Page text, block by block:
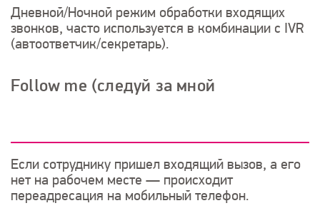
Дневной/Ночной режим обработки входящих
звонков, часто используется в комбинации с IVR
(автоответчик/секретарь).
Follow me (следуй за мной
Если сотруднику пришел входящий вызов, а его
нет на рабочем месте — происходит
переадресация на мобильный телефон.